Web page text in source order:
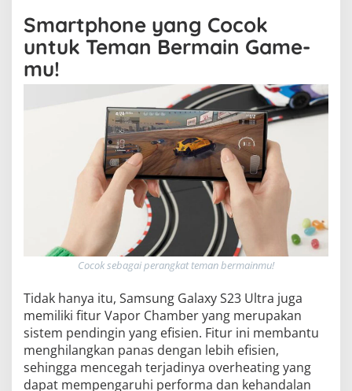
Smartphone yang Cocok
untuk Teman Bermain Game-
mu!
Cocok sebagai perangkat teman bermainmu!
Tidak hanya itu, Samsung Galaxy S23 Ultra juga
memiliki fitur Vapor Chamber yang merupakan
sistem pendingin yang efisien. Fitur ini membantu
menghilangkan panas dengan lebih efisien,
sehingga mencegah terjadinya overheating yang
dapat mempengaruhi performa dan kehandalan